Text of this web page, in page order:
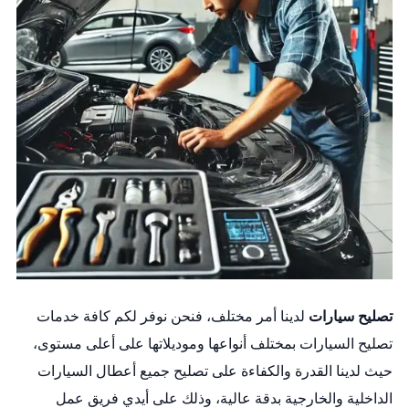
تصليح سيارات لدينا أمر مختلف، فنحن نوفر لكم كافة خدمات
تصليح السيارات بمختلف أنواعها وموديلاتها على أعلى مستوى،
حيث لدينا القدرة والكفاءة على تصليح جميع أعطال السيارات
الداخلية والخارجية بدقة عالية، وذلك على أيدي فريق عمل